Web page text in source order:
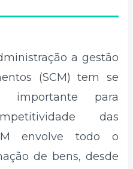
a gestão
(SCM) tem se
para
das
envolve todo o
de bens, desde